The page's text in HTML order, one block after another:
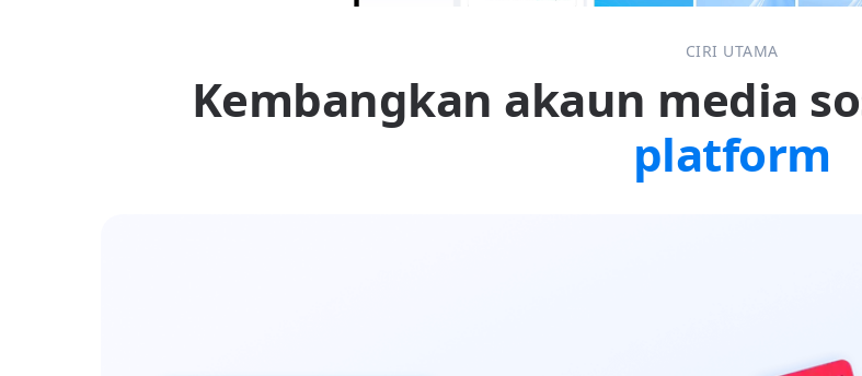
CIRI UTAMA
Kembangkan akaun media
platform